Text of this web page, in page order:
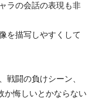
ラの会話の表現も非
を描写しやすくして
闘の負けシーン、
か悔しいとかならない